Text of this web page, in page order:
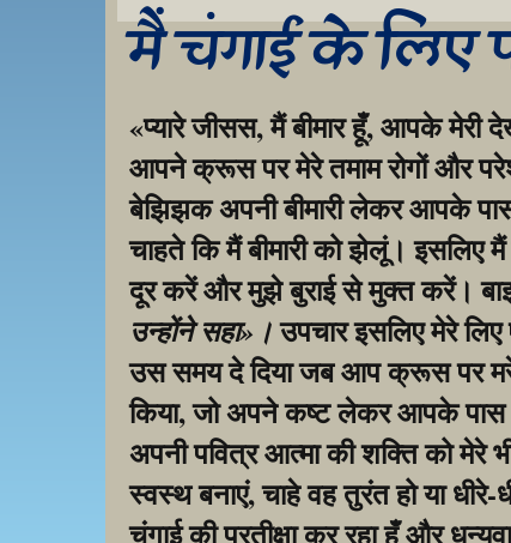
मैं चंगाई के लिए
«प्यारे जीसस, मैं बीमार हूँ, आपके मेरी
आपने क्रूस पर मेरे तमाम रोगों और
बेझिझक अपनी बीमारी लेकर आपके
चाहते कि मैं बीमारी को झेलूं। इसलिए मैं
दूर करें और मुझे बुराई से मुक्त करें।
उन्होंने सहा»। उपचार इसलिए मेरे
उस समय दे दिया जब आप क्रूस पर
किया, जो अपने कष्ट लेकर आपके
अपनी पवित्र आत्मा की शक्ति को मेरे
स्वस्थ बनाएं, चाहे वह तुरंत हो या
चंगाई की प्रतीक्षा कर रहा हूँ और